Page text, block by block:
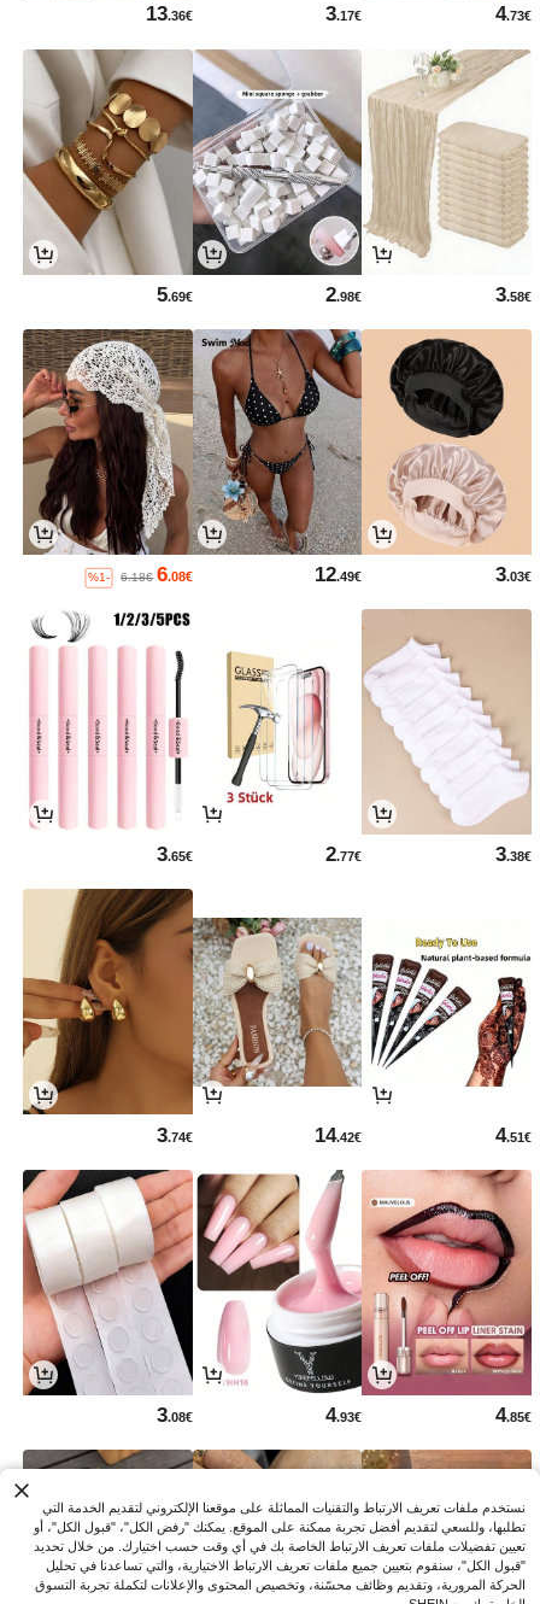
4.73€
3.17€
13.36€
3.58€
2.98€
5.69€
3.03€
12.49€
6.08€
6.18€
%1-
3.38€
2.77€
3.65€
4.51€
14.42€
3.74€
4.85€
4.93€
3.08€
نستخدم ملفات تعريف الارتباط والتقنيات المماثلة على موقعنا الإلكتروني لتقديم الخدمة التي
تطلبها، وللسعي لتقديم أفضل تجربة ممكنة على الموقع. يمكنك "رفض الكل"، "قبول الكل"، أو
تعيين تفضيلات ملفات تعريف الارتباط الخاصة بك في أي وقت حسب اختيارك. من خلال تحديد
"قبول الكل"، سنقوم بتعيين جميع ملفات تعريف الارتباط الاختيارية، والتي تساعدنا في تحليل
الحركة المرورية، وتقديم وظائف محسّنة، وتخصيص المحتوى والإعلانات لتكملة تجربة التسوق